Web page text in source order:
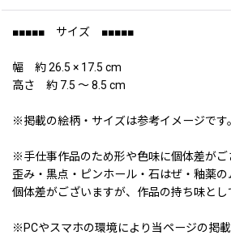
■■■■■ サイズ ■■■■■
幅 約 26.5 × 17.5 cm
高さ 約 7.5 〜 8.5 cm
※掲載の絵柄・サイズは参考イメージです。
※手仕事作品のため形や色味に個体差がご
歪み・黒点・ピンホール・石はぜ・釉薬の
個体差がございますが、作品の持ち味とし
※PCやスマホの環境により当ページの掲